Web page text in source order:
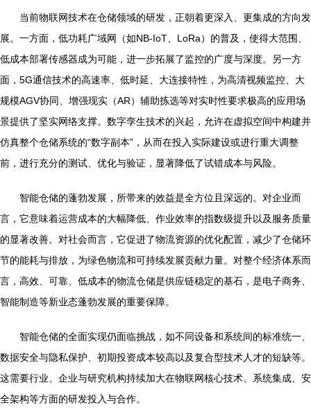
当前物联网技术在仓储领域的研发，正朝着更深入、更集成的方向发
展。一方面，低功耗广域网（如NB-IoT、LoRa）的普及，使得大范围、
低成本部署传感器成为可能，进一步拓展了监控的广度与深度。另一方
面，5G通信技术的高速率、低时延、大连接特性，为高清视频监控、大
规模AGV协同、增强现实（AR）辅助拣选等对实时性要求极高的应用场
景提供了坚实网络支撑。数字孪生技术的兴起，允许在虚拟空间中构建并
仿真整个仓储系统的“数字副本”，从而在投入实际建设或进行重大调整
前，进行充分的测试、优化与验证，显著降低了试错成本与风险。
智能仓储的蓬勃发展，所带来的效益是全方位且深远的。对企业而
言，它意味着运营成本的大幅降低、作业效率的指数级提升以及服务质量
的显著改善。对社会而言，它促进了物流资源的优化配置，减少了仓储环
节的能耗与排放，为绿色物流和可持续发展贡献力量。对整个经济体系而
言，高效、可靠、低成本的物流仓储是供应链稳定的基石，是电子商务、
智能制造等新业态蓬勃发展的重要保障。
智能仓储的全面实现仍面临挑战，如不同设备和系统间的标准统一、
数据安全与隐私保护、初期投资成本较高以及复合型技术人才的短缺等。
这需要行业、企业与研究机构持续加大在物联网核心技术、系统集成、安
全架构等方面的研发投入与合作。